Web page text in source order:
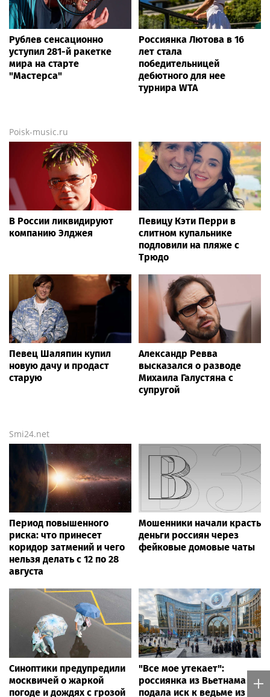
Рублев сенсационно
уступил 281-й ракетке
мира на старте
"Мастерса"
Россиянка Лютова в 16
лет стала
победительницей
дебютного для нее
турнира WTA
Poisk-music.ru
В России ликвидируют
компанию Элджея
Певицу Кэти Перри в
слитном купальнике
подловили на пляже с
Трюдо
Певец Шаляпин купил
новую дачу и продаст
старую
Александр Ревва
высказался о разводе
Михаила Галустяна с
супругой
Smi24.net
Период повышенного
риска: что принесет
коридор затмений и чего
нельзя делать с 12 по 28
августа
Мошенники начали красть
деньги россиян через
фейковые домовые чаты
Синоптики предупредили
москвичей о жаркой
погоде и дождях с грозой
"Все мое утекает":
россиянка из Вьетнама
подала иск к ведьме из